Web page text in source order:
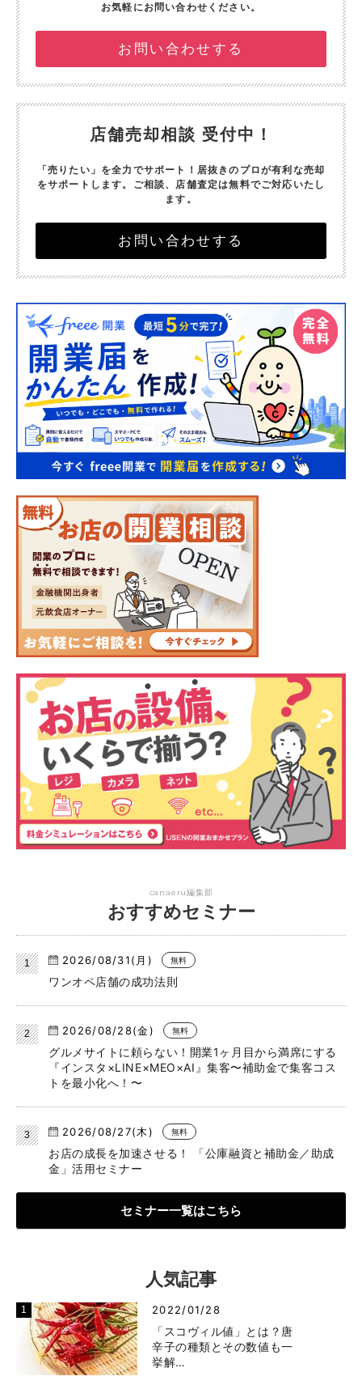
お気軽にお問い合わせください。
お問い合わせする
店舗売却相談 受付中！
「売りたい」を全力でサポート！ 居抜きのプロが有利な売却
をサポートします。 ご相談、店舗査定は無料でご対応いたし
ます。
お問い合わせする
canaeru編集部
おすすめセミナー
2026/08/31(月) 無料
ワンオペ店舗の成功法則
2026/08/28(金) 無料
グルメサイトに頼らない！開業1ヶ月目から満席にする
『インスタ×LINE×MEO×AI』集客〜補助金で集客コス
トを最小化へ！〜
2026/08/27(木) 無料
お店の成長を加速させる！ 「公庫融資と補助金／助成
金」活用セミナー
セミナー一覧はこちら
人気記事
2022/01/28
「スコヴィル値」とは？唐
辛子の種類とその数値も一
挙解…